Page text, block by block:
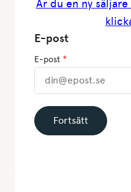
Är du en ny
E-post
E-post *